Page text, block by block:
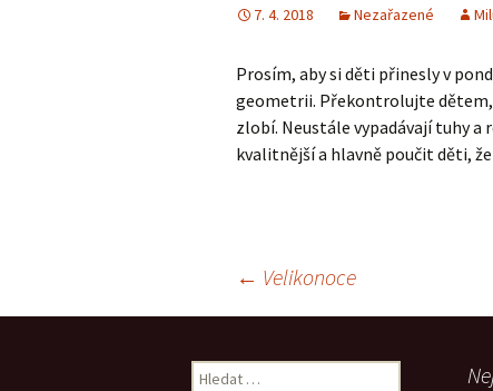
7. 4. 2018 Nezařazené
Prosím, aby si děti přinesly v
geometrii. Překontrolujte dětem,
zlobí. Neustále vypadávají tuhy a
kvalitnější a hlavně poučit děti,
← Velikonoce
Vyhledávání